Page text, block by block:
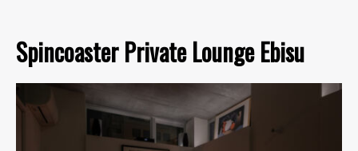
Spincoaster Private Lounge Ebisu